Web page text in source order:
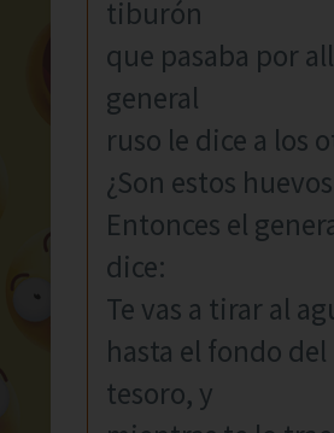
tiburón
que pasaba por
general
ruso le dice a los
¿Son estos
Entonces el
dice:
Te vas a tirar al
hasta el fondo
tesoro, y